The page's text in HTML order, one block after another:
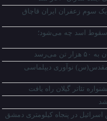
سوم زعفران ایران قاچاق
سقوط اسد چه می‌شود؛
مقدس(س) نوآوری دیپلماسی
در پنجاه کیلومتری دمشق